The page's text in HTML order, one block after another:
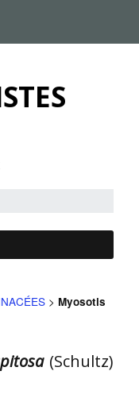
> Myosotis
(Schultz)